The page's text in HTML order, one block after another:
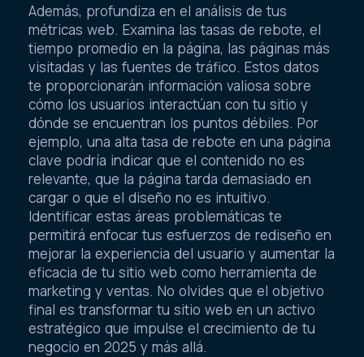
Además, profundiza en el análisis de tus
métricas web. Examina las tasas de rebote, el
tiempo promedio en la página, las páginas más
visitadas y las fuentes de tráfico. Estos datos
te proporcionarán información valiosa sobre
cómo los usuarios interactúan con tu sitio y
dónde se encuentran los puntos débiles. Por
ejemplo, una alta tasa de rebote en una página
clave podría indicar que el contenido no es
relevante, que la página tarda demasiado en
cargar o que el diseño no es intuitivo.
Identificar estas áreas problemáticas te
permitirá enfocar tus esfuerzos de rediseño en
mejorar la experiencia del usuario y aumentar la
eficacia de tu sitio web como herramienta de
marketing y ventas. No olvides que el objetivo
final es transformar tu sitio web en un activo
estratégico que impulse el crecimiento de tu
negocio en 2025 y más allá.